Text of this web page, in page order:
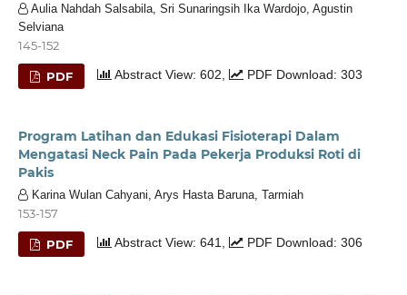
Aulia Nahdah Salsabila, Sri Sunaringsih Ika Wardojo, Agustin
Selviana
145-152
PDF Abstract View: 602, PDF Download: 303
Program Latihan dan Edukasi Fisioterapi Dalam
Mengatasi Neck Pain Pada Pekerja Produksi Roti di
Pakis
Karina Wulan Cahyani, Arys Hasta Baruna, Tarmiah
153-157
PDF Abstract View: 641, PDF Download: 306